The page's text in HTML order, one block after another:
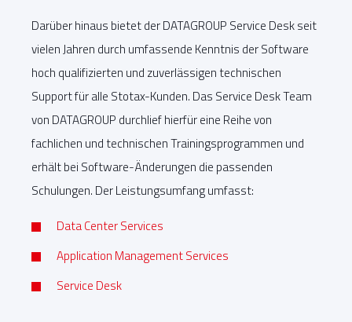
Darüber hinaus bietet der DATAGROUP Service Desk seit
vielen Jahren durch umfassende Kenntnis der Software
hoch qualifizierten und zuverlässigen technischen
Support für alle Stotax-Kunden. Das Service Desk Team
von DATAGROUP durchlief hierfür eine Reihe von
fachlichen und technischen Trainingsprogrammen und
erhält bei Software-Änderungen die passenden
Schulungen. Der Leistungsumfang umfasst:
Data Center Services
Application Management Services
Service Desk